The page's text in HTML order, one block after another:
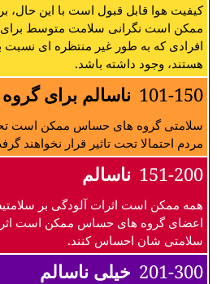
کیفیت هوا قابل قبول است با این حال،
ممکن است نگرانی سلامت متوسط برای
افرادی که به طور غیر منتظره ای
هستند، وجود داشته باشد.
101-150 ناسالم برای
سلامتی گروه های حساس ممکن است تحت
مردم احتمالا تحت تاثیر قرار نخواهند
151-200 ناسالم
همه ممکن است اثرات آلودگی بر
اعضای گروه های حساس ممکن است
سلامتی شان احساس کنند.
201-300 خیلی ناسالم